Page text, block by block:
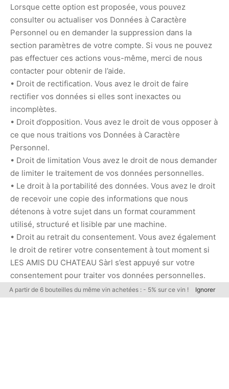
A partir de 6 bouteilles du même vin achetées : - 5% sur ce vin ! Ignorer
Lorsque cette option est proposée, vous pouvez
consulter ou actualiser vos Données à Caractère
Personnel ou en demander la suppression dans la
section paramètres de votre compte. Si vous ne pouvez
pas effectuer ces actions vous-même, merci de nous
contacter pour obtenir de l’aide.
• Droit de rectification. Vous avez le droit de faire
rectifier vos données si elles sont inexactes ou
incomplètes.
• Droit d’opposition. Vous avez le droit de vous opposer à
ce que nous traitions vos Données à Caractère
Personnel.
• Droit de limitation Vous avez le droit de nous demander
de limiter le traitement de vos données personnelles.
• Le droit à la portabilité des données. Vous avez le droit
de recevoir une copie des informations que nous
détenons à votre sujet dans un format couramment
utilisé, structuré et lisible par une machine.
• Droit au retrait du consentement. Vous avez également
le droit de retirer votre consentement à tout moment si
LES AMIS DU CHATEAU Sàrl s’est appuyé sur votre
consentement pour traiter vos données personnelles.